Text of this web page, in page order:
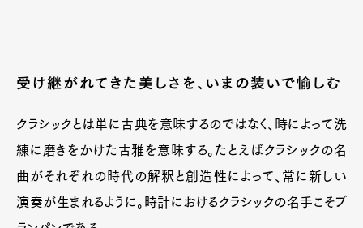
受け継がれてきた美しさを、いまの装いで愉しむ
クラシックとは単に古典を意味するのではなく、時によって洗
練に磨きをかけた古雅を意味する。たとえばクラシックの名
曲がそれぞれの時代の解釈と創造性によって、常に新しい
演奏が生まれるように。時計におけるクラシックの名手こそブ